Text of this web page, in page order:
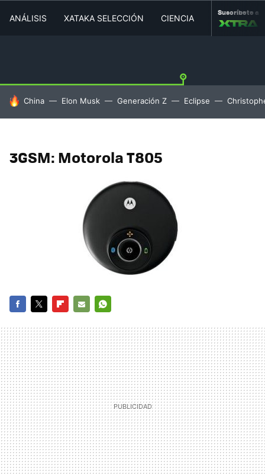
ANÁLISIS XATAKA SELECCIÓN CIENCIA MOVILIDAD
Suscríbete a
HOY SE HABLA DE
China Elon Musk Generación Z Eclipse
3GSM: Motorola T805
MAIL